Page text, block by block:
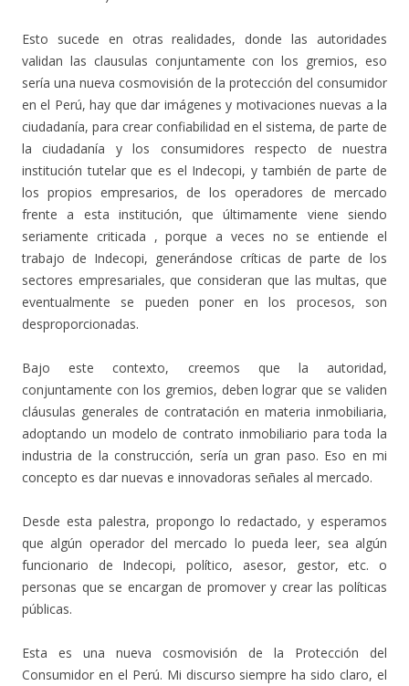
Esto sucede en otras realidades, donde las autoridades
validan las clausulas conjuntamente con los gremios, eso
sería una nueva cosmovisión de la protección del consumidor
en el Perú, hay que dar imágenes y motivaciones nuevas a la
ciudadanía, para crear confiabilidad en el sistema, de parte de
la ciudadanía y los consumidores respecto de nuestra
institución tutelar que es el Indecopi, y también de parte de
los propios empresarios, de los operadores de mercado
frente a esta institución, que últimamente viene siendo
seriamente criticada , porque a veces no se entiende el
trabajo de Indecopi, generándose críticas de parte de los
sectores empresariales, que consideran que las multas, que
eventualmente se pueden poner en los procesos, son
desproporcionadas.
Bajo este contexto, creemos que la autoridad,
conjuntamente con los gremios, deben lograr que se validen
cláusulas generales de contratación en materia inmobiliaria,
adoptando un modelo de contrato inmobiliario para toda la
industria de la construcción, sería un gran paso. Eso en mi
concepto es dar nuevas e innovadoras señales al mercado.
Desde esta palestra, propongo lo redactado, y esperamos
que algún operador del mercado lo pueda leer, sea algún
funcionario de Indecopi, político, asesor, gestor, etc. o
personas que se encargan de promover y crear las políticas
públicas.
Esta es una nueva cosmovisión de la Protección del
Consumidor en el Perú. Mi discurso siempre ha sido claro, el